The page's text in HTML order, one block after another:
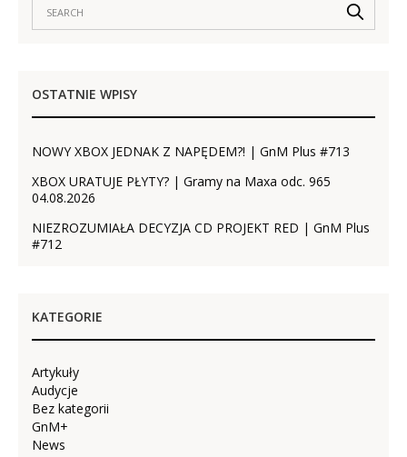
OSTATNIE WPISY
NOWY XBOX JEDNAK Z NAPĘDEM?! | GnM Plus #713
XBOX URATUJE PŁYTY? | Gramy na Maxa odc. 965
04.08.2026
NIEZROZUMIAŁA DECYZJA CD PROJEKT RED | GnM Plus
#712
KATEGORIE
Artykuły
Audycje
Bez kategorii
GnM+
News